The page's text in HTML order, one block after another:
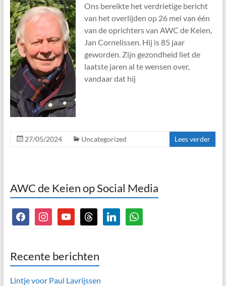
Ons bereikte het verdrietige bericht
van het overlijden op 26 mei van één
van de oprichters van AWC de Keien,
Jan Cornelissen. Hij is 85 jaar
geworden. Zijn gezondheid liet de
laatste jaren al te wensen over,
vandaar dat hij
27/05/2024 Uncategorized Lees verder
AWC de Keien op Social Media
facebookinstagramyoutubethreads linkedinwhatsapp
Recente berichten
Lintje voor Paul Lavrijssen